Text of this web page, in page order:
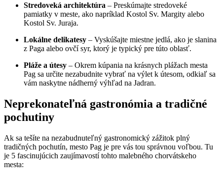
Stredoveká architektúra – Preskúmajte stredoveké
pamiatky v meste, ako napríklad Kostol Sv. Margity alebo
Kostol Sv. Juraja.
Lokálne delikatesy – Vyskúšajte miestne jedlá, ako je slanina
z Paga alebo ovčí syr, ktorý je typický pre túto oblasť.
Pláže a útesy – Okrem kúpania na krásnych plážach mesta
Pag sa určite nezabudnite vybrať na výlet k útesom, odkiaľ sa
vám naskytne nádherný výhľad na Jadran.
Neprekonateľná gastronómia a tradičné
pochutiny
Ak sa tešíte na nezabudnuteľný gastronomický zážitok plný
tradičných pochutín, mesto Pag je pre vás tou správnou voľbou. Tu
je 5 fascinujúcich zaujímavostí tohto malebného chorvátskeho
mesta: